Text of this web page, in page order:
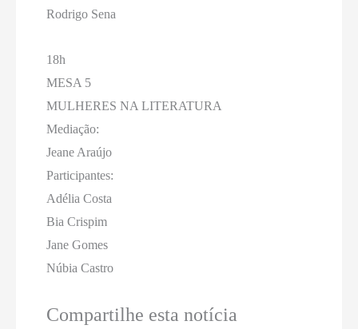
Rodrigo Sena
18h
MESA 5
MULHERES NA LITERATURA
Mediação:
Jeane Araújo
Participantes:
Adélia Costa
Bia Crispim
Jane Gomes
Núbia Castro
Compartilhe esta notícia